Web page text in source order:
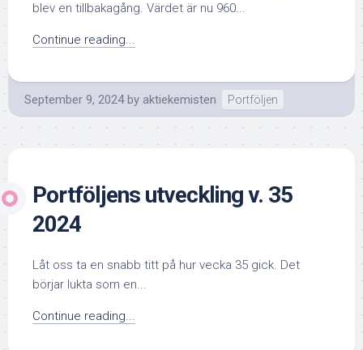
blev en tillbakagång. Värdet är nu 960...
Continue reading...
September 9, 2024 by aktiekemisten Portföljen
Portföljens utveckling v. 35
2024
Låt oss ta en snabb titt på hur vecka 35 gick. Det
börjar lukta som en...
Continue reading...